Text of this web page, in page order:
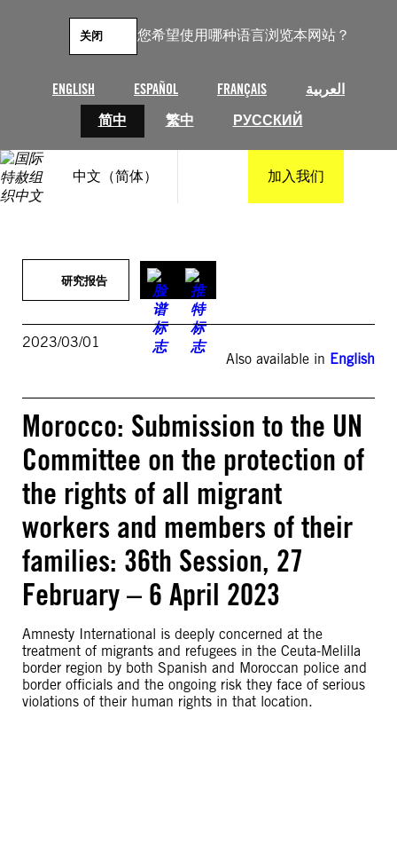
您希望使用哪种语言浏览本网站？
ENGLISH ESPAÑOL FRANÇAIS
العربية
简中
繁中 РУССКИЙ
关闭
中文（简体） 加入我们
研究报告
2023/03/01
Also available in English
Morocco: Submission to the UN
Committee on the protection of
the rights of all migrant
workers and members of their
families: 36th Session, 27
February – 6 April 2023
Amnesty International is deeply concerned at the
treatment of migrants and refugees in the Ceuta-Melilla
border region by both Spanish and Moroccan police and
border officials and the ongoing risk they face of serious
violations of their human rights in that location.